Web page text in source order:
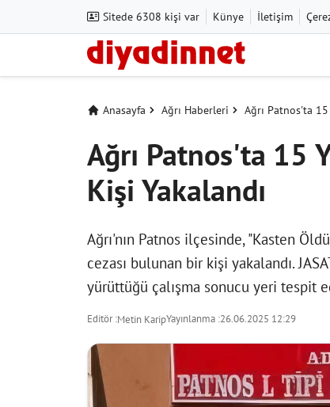
Sitede 6308 kişi var Künye İletişim
Anasayfa Ağrı Haberleri Ağrı Patnos'ta 15
Ağrı Patnos'ta 15
Kişi Yakalandı
Ağrı'nın Patnos ilçesinde, "Kasten
cezası bulunan bir kişi yakalandı.
yürüttüğü çalışma sonucu yeri tespit
Editör :Metin KaripYayınlanma :26.06.2025 12:29